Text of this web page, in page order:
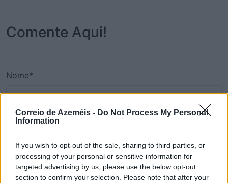
Correio de Azeméis - Do Not Process My Personal
Information
If you wish to opt-out of the sale, sharing to third parties, or
processing of your personal or sensitive information for
targeted advertising by us, please use the below opt-out
section to confirm your selection. Please note that after your
Comente Aqui!
Nome*
Email*
Telemóvel*